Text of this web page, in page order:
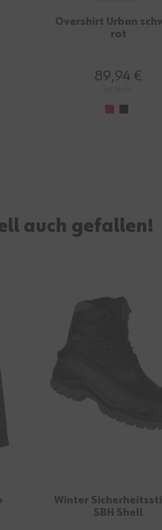
Overshirt Urban
rot
89,94 €
auch gefallen!
Winter
SBH Shell